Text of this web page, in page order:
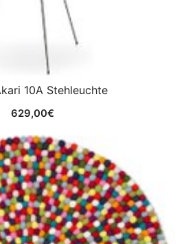
10A Stehleuchte
629,00€